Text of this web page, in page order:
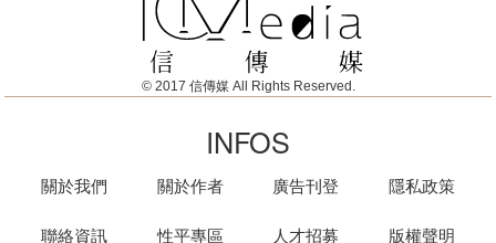
© 2017 信傳媒 All Rights Reserved.
INFOS
關於我們
聯絡資訊
關於作者
性平專區
廣告刊登
人才招募
隱私政策
版權聲明